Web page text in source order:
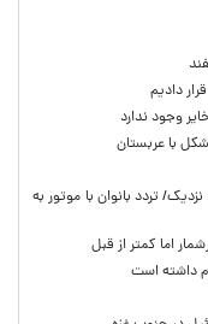
دادیم
وجود ندارد
با عربستان
تردد بانوان با موتور به‌
اما کمتر از قبل